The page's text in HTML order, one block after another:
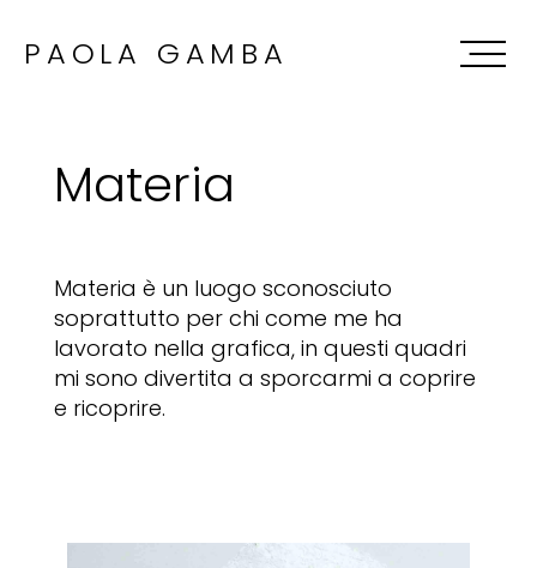
PAOLA GAMBA
Materia
Materia è un luogo sconosciuto
soprattutto per chi come me ha
lavorato nella grafica, in questi quadri
mi sono divertita a sporcarmi a coprire
e ricoprire.